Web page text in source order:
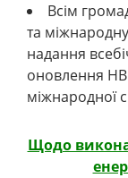
Всім
та
надання
оновлення
міжнародної
Щодо